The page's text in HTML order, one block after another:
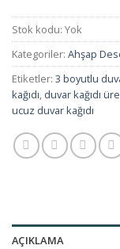
Stok kodu: Yok
Kategoriler: Ahşap
Etiketler: 3 boyutlu
kağıdı, duvar kağıdı
ucuz duvar kağıdı
AÇIKLAMA